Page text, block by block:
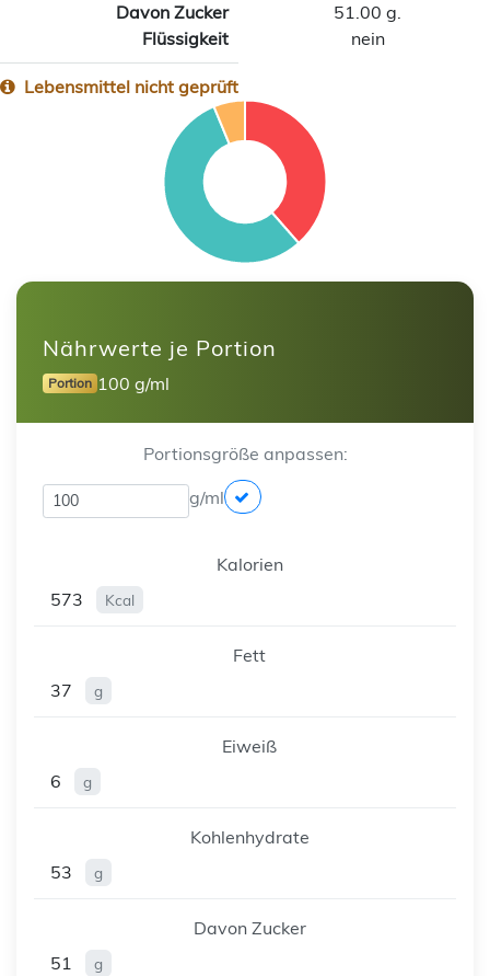
Davon Zucker
51.00 g.
Flüssigkeit
nein
Lebensmittel nicht geprüft
Nährwerte je Portion
Portion 100 g/ml
Portionsgröße anpassen:
g/ml
Kalorien
573
Kcal
Fett
37
g
Eiweiß
6
g
Kohlenhydrate
53
g
Davon Zucker
51
g